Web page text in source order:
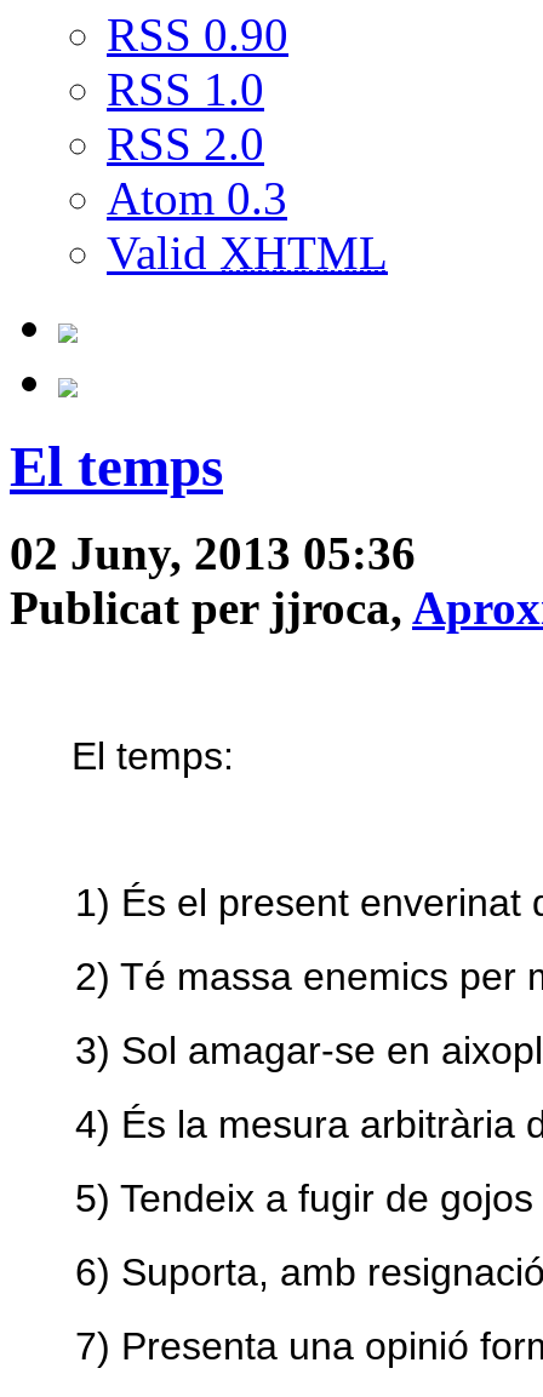
RSS 0.90
RSS 1.0
RSS 2.0
Atom 0.3
Valid XHTML
El temps
02 Juny, 2013 05:36
Publicat per jjroca,
El temps:
1) És el present enverinat
2) Té massa enemics per
3) Sol amagar-se en
4) És la mesura arbitrària
5) Tendeix a fugir de
6) Suporta, amb
7) Presenta una opinió